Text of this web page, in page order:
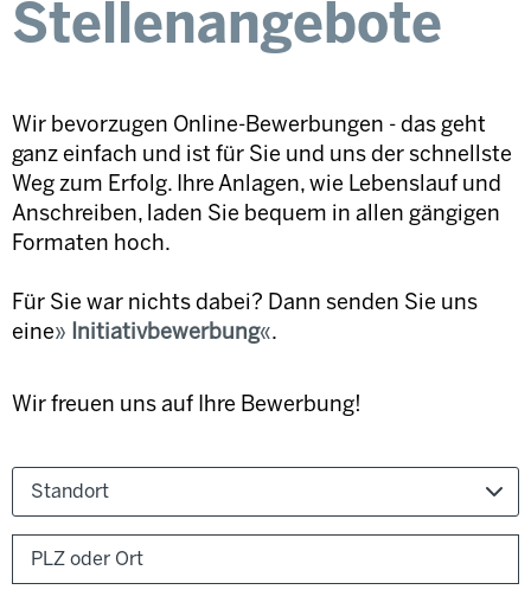
Stellenangebote
Wir bevorzugen Online-Bewerbungen - das geht
ganz einfach und ist für Sie und uns der schnellste
Weg zum Erfolg. Ihre Anlagen, wie Lebenslauf und
Anschreiben, laden Sie bequem in allen gängigen
Formaten hoch.
Für Sie war nichts dabei? Dann senden Sie uns
eine
Initiativbewerbung .
Wir freuen uns auf Ihre Bewerbung!
Standort